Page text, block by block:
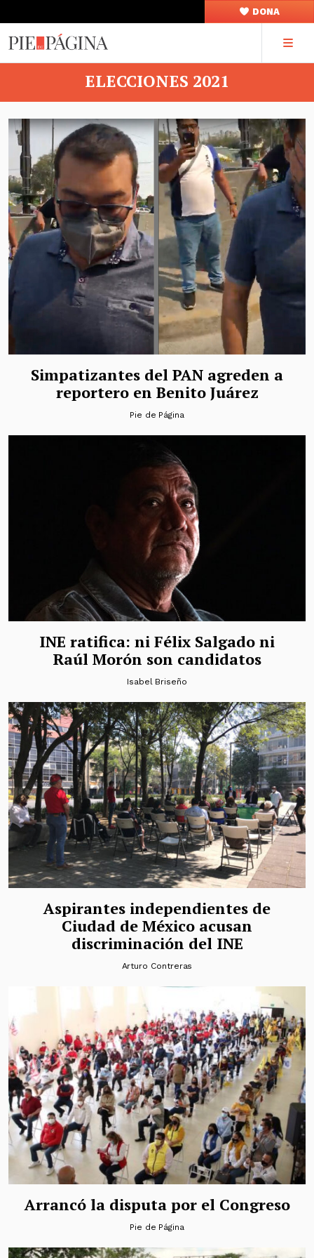
DONA
ELECCIONES 2021
Simpatizantes del PAN agreden a
reportero en Benito Juárez
Pie de Página
INE ratifica: ni Félix Salgado ni
Raúl Morón son candidatos
Isabel Briseño
Aspirantes independientes de
Ciudad de México acusan
discriminación del INE
Arturo Contreras
Arrancó la disputa por el Congreso
Pie de Página